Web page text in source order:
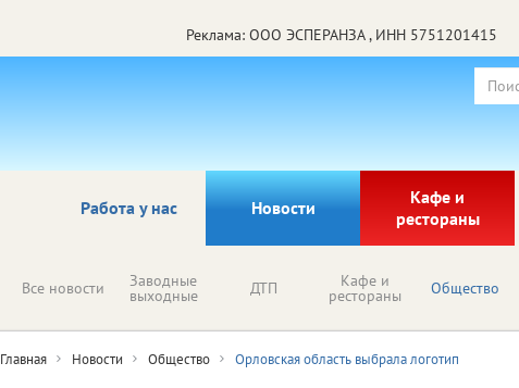
Реклама: ООО ЭСПЕРАНЗА , ИНН 5751201415
Работа у нас Новости
Кафе и
рестораны
Все новости Заводные
выходные ДТП Кафе и
рестораны Общество
Главная Новости Общество Орловская область выбрала логотип